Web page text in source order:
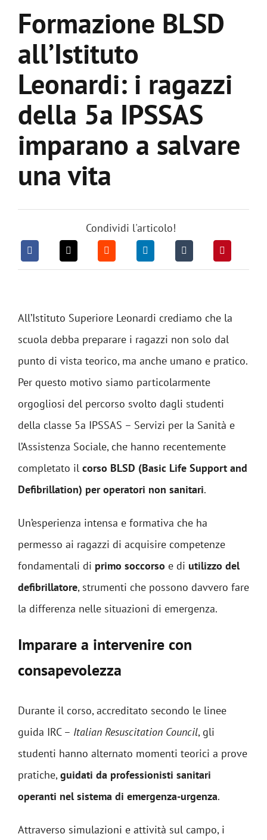
Formazione BLSD
all’Istituto
Leonardi: i ragazzi
della 5a IPSSAS
imparano a salvare
una vita
Condividi l'articolo!
All’Istituto Superiore Leonardi crediamo che la
scuola debba preparare i ragazzi non solo dal
punto di vista teorico, ma anche umano e pratico.
Per questo motivo siamo particolarmente
orgogliosi del percorso svolto dagli studenti
della classe 5a IPSSAS – Servizi per la Sanità e
l’Assistenza Sociale, che hanno recentemente
completato il corso BLSD (Basic Life Support and
Defibrillation) per operatori non sanitari.
Un’esperienza intensa e formativa che ha
permesso ai ragazzi di acquisire competenze
fondamentali di primo soccorso e di utilizzo del
defibrillatore, strumenti che possono davvero fare
la differenza nelle situazioni di emergenza.
Imparare a intervenire con
consapevolezza
Durante il corso, accreditato secondo le linee
guida IRC – Italian Resuscitation Council, gli
studenti hanno alternato momenti teorici a prove
pratiche,guidati da professionisti sanitari
operanti nel sistema di emergenza-urgenza.
Attraverso simulazioni e attività sul campo, i